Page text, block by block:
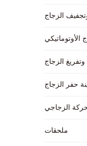
الزجاج
الزجاج
حفر الزجاج
الزجاجي
ملحقات